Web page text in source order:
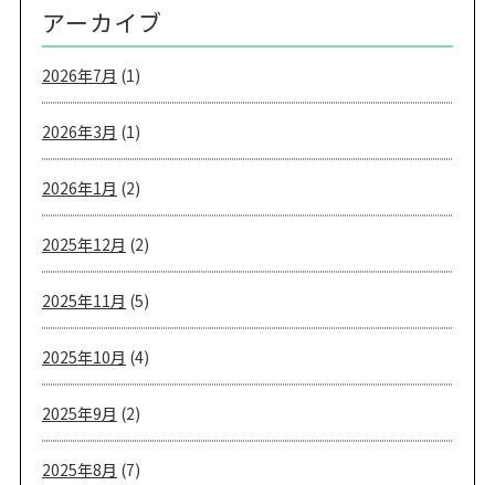
アーカイブ
2026年7月 (1)
2026年3月 (1)
2026年1月 (2)
2025年12月 (2)
2025年11月 (5)
2025年10月 (4)
2025年9月 (2)
2025年8月 (7)